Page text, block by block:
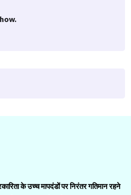
के उच्च मापदंडों पर निरंतर गतिमान रहने